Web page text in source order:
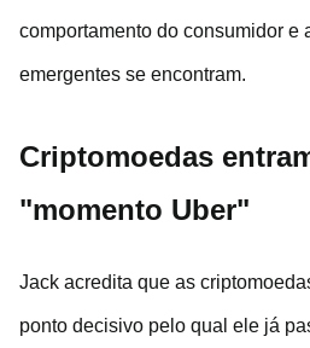
comportamento do consumidor e
emergentes se encontram.
Criptomoedas
"momento Uber"
Jack acredita que as
ponto decisivo pelo qual ele já